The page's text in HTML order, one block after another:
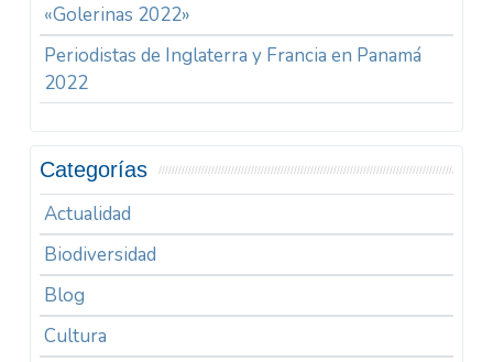
«Golerinas 2022»
Periodistas de Inglaterra y Francia en Panamá
2022
Categorías
Actualidad
Biodiversidad
Blog
Cultura